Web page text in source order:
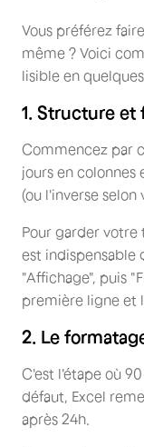
Vous préférez
même ? Voici
lisible en
1. Structure et
Commencez par
jours en colonnes
(ou l'inverse selon
Pour garder votre
est indispensable
"Affichage", puis
première ligne et
2. Le
C'est l'étape où
défaut, Excel
après 24h.